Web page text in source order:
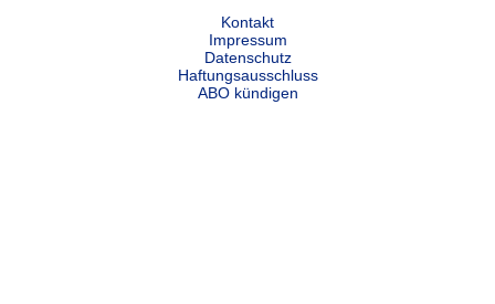
Kontakt
Impressum
Datenschutz
Haftungsausschluss
ABO kündigen